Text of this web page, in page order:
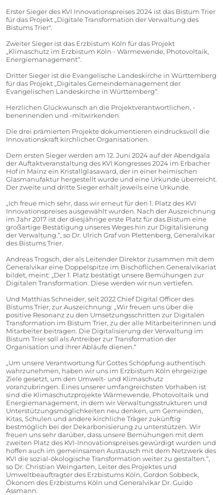
Erster Sieger des KVI Innovationspreises 2024 ist das Bistum Trier
für das Projekt „Digitale Transformation der Verwaltung des
Bistums Trier".
Zweiter Sieger ist das Erzbistum Köln für das Projekt
„Klimaschutz im Erzbistum Köln - Wärmewende, Photovoltaik,
Energiemanagement“.
Dritter Sieger ist die Evangelische Landeskirche in Württemberg
für das Projekt „Digitales Gemeindemanagement der
Evangelischen Landeskirche in Württemberg“.
Herzlichen Glückwunsch an die Projektverantwortlichen, -
benennenden und -mitwirkenden.
Die drei prämierten Projekte dokumentieren eindrucksvoll die
Innovationskraft kirchlicher Organisationen.
Dem ersten Sieger werden am 12. Juni 2024 auf der Abendgala
der Auftaktveranstaltung des KVI Kongresses 2024 im Erbacher
Hof in Mainz ein Kristallglasaward, der in einer heimischen
Glasmanufaktur hergestellt wurde und eine Urkunde überreicht.
Der zweite und dritte Sieger erhält jeweils eine Urkunde.
„Ich freue mich sehr, dass wir erneut für den 1. Platz des KVI
Innovationspreises ausgewählt wurden. Nach der Auszeichnung
im Jahr 2017 ist der diesjährige erste Platz für das Bistum eine
großartige Bestätigung unseres Weges hin zur Digitalisierung
der Verwaltung.“, so Dr. Ulrich Graf von Plettenberg, Generalvikar
des Bistums Trier.
Andreas Trogsch, der als Leitender Direktor zusammen mit dem
Generalvikar eine Doppelspitze im Bischöflichen Generalvikariat
bildet, meint: „Der 1. Platz bestätigt unsere Bemühungen zur
Digitalen Transformation. Diese werden wir nun vertiefen.
Und Matthias Schneider, seit 2022 Chief Digital Officer des
Bistums Trier, zur Auszeichnung: „Wir freuen uns über die
positive Resonanz zu den Umsetzungsschritten zur Digitalen
Transformation im Bistum Trier, zu der alle Mitarbeiterinnen und
Mitarbeiter beitragen. Die Digitalisierung der Verwaltung im
Bistum Trier soll als Antreiber zur Transformation der
Organisation und ihrer Abläufe dienen.“
„Um unsere Verantwortung für Gottes Schöpfung authentisch
wahrzunehmen, haben wir uns im Erzbistum Köln ehrgeizige
Ziele gesetzt, um den Umwelt- und Klimaschutz
voranzubringen. Eines unserer umfangreichsten Vorhaben ist
sind die Klimaschutzprojekte Wärmewende, Photovoltaik und
Energiemanagement, in dem wir Verwaltungsstrukturen und
Unterstützungsmöglichkeiten neu denken, um Gemeinden,
Kitas, Schulen und andere kirchliche Träger zukünftig
bestmöglich bei der Dekarbonisierung zu unterstützen. Wir
freuen uns sehr darüber, dass unsere Bemühungen mit dem
zweiten Platz des KVI-Innovationspreises gewürdigt wurden und
hoffen auch im gemeinsamen Austausch mit dem Netzwerk des
KVI die sozial-ökologische Transformation weiter zu gestalten.“,
so Dr. Christian Weingarten, Leiter des Projektes und
Umweltbeauftragter des Erzbistums Köln, Gordon Sobbeck,
Ökonom des Erzbistums Köln und Generalvikar Dr. Guido
Assmann.